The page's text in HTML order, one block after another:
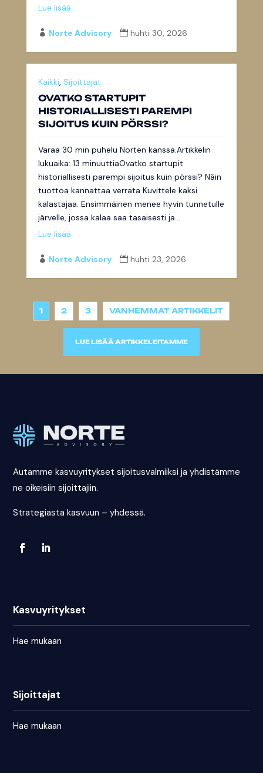
Lue lisää
 Norte Advisory  huhti 30, 2026
Kaikki, Sijoittajat
OVATKO STARTUPIT
HISTORIALLISESTI PAREMPI
SIJOITUS KUIN PÖRSSI?
Varaa 30 min puhelu Norten kanssa.Artikkelin
lukuaika: 13 minuuttiaOvatko startupit
historiallisesti parempi sijoitus kuin pörssi? Näin
tuottoa kannattaa verrata Kuvittele kaksi
kalastajaa. Ensimmäinen menee hyvin tunnetulle
järvelle, jossa kalaa saa tasaisesti ja...
Lue lisää
 Norte Advisory  huhti 23, 2026
1 2 3 VANHEMMAT ARTIKKELIT
LUE LISÄÄ ARTIKKELEITAMME
Autamme kasvuyritykset sijoitusvalmiiksi ja yhdistämme
ne oikeisiin sijoittajiin.
Strategiasta kasvuun – yhdessä.
Kasvuyritykset
Hae mukaan
Sijoittajat
Hae mukaan